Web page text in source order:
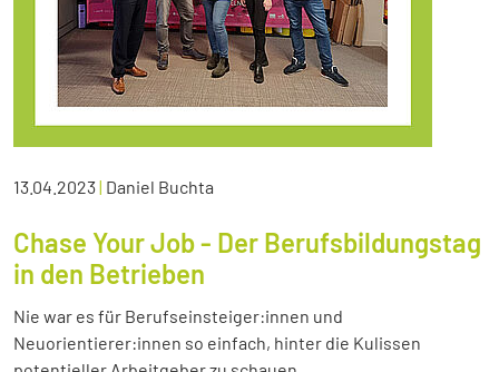
13.04.2023| Daniel Buchta
Chase Your Job - Der Berufsbildungstag
in den Betrieben
Nie war es für Berufseinsteiger:innen und
Neuorientierer:innen so einfach, hinter die Kulissen